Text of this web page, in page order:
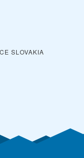
SLOVAKIA